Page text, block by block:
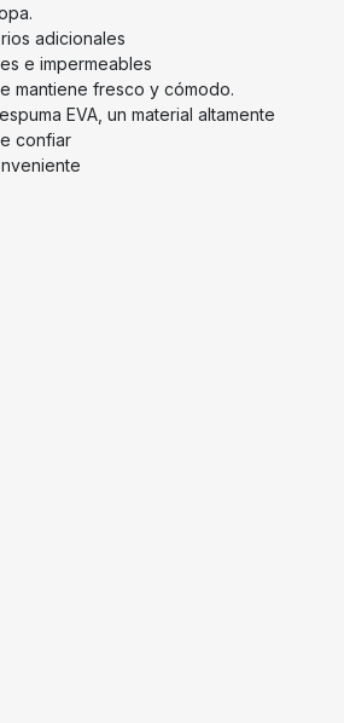
adicionales
e impermeables
mantiene fresco y cómodo.
EVA, un material altamente
confiar